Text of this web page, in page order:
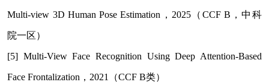
Multi-view 3D Human Pose Estimation ，2025（CCF B，中科
院一区）
[5] Multi-View Face Recognition Using Deep Attention-Based
Face Frontalization ，2021（CCF B类）